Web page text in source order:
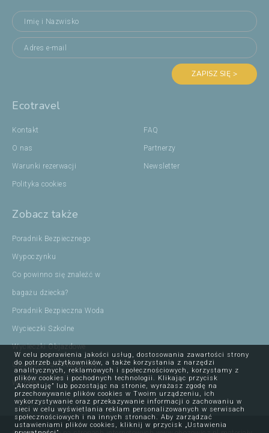
ZAPISZ SIĘ >
Ecotravel
Kontakt
O nas
Warunki rezerwacji
Polityka cookies
FAQ
Partnerzy
Newsletter
Zobacz także
Poradnik Bezpiecznego
Wypoczynku
Co powinno się znaleźć w
bagażu dziecka?
Poradnik Bezpieczna Woda
Wycieczki Szkolne
Wycieczki Objazdowe
Ojcowski Park Narodowy
Wczasy
W celu poprawienia jakości usług, dostosowania zawartości strony
do potrzeb użytkowników, a także korzystania z narzędzi
analitycznych, reklamowych i społecznościowych, korzystamy z
plików cookies i pochodnych technologii. Klikając przycisk
„Akceptuję” lub pozostając na stronie, wyrażasz zgodę na
przechowywanie plików cookies w Twoim urządzeniu, ich
wykorzystywanie oraz przekazywanie informacji o zachowaniu w
sieci w celu wyświetlania reklam personalizowanych w serwisach
społecznościowych i na innych stronach. Aby zarządzać
ustawieniami plików cookies, kliknij w przycisk „Ustawienia